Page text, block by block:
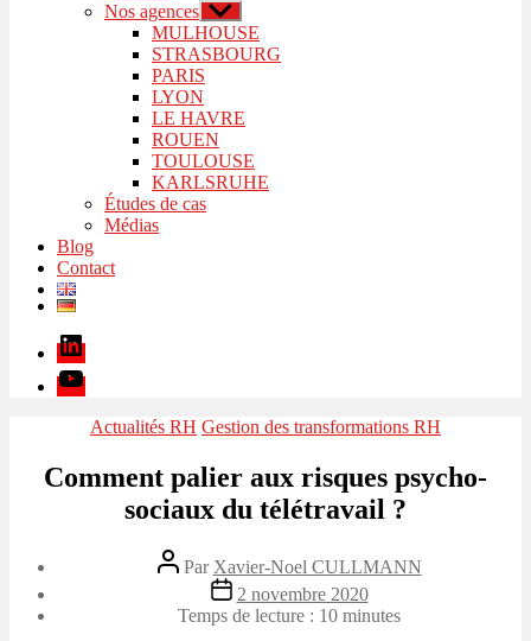
Nos agences Afficher
le
sous-
menu
MULHOUSE
STRASBOURG
PARIS
LYON
LE HAVRE
ROUEN
TOULOUSE
KARLSRUHE
Études de cas
Médias
Blog
Contact
Linkedin
Youtube
Catégories
Actualités RH Gestion des transformations RH
Comment palier aux risques psycho-
sociaux du télétravail ?
Auteur
de
l’article
Par Xavier-Noel CULLMANN
Date
de
l’article
2 novembre 2020
Temps de lecture : 10 minutes